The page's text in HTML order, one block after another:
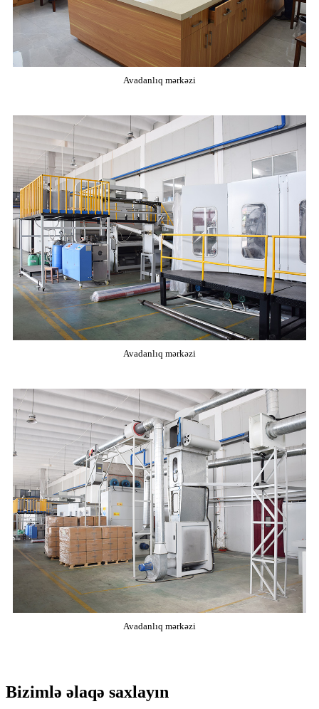
Avadanlıq mərkəzi
Avadanlıq mərkəzi
Avadanlıq mərkəzi
Bizimlə əlaqə saxlayın